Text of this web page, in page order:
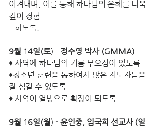
이겨내며, 이를 통해 하나님의 은혜를 더욱
깊이 경험
   하도록.
9월 14일(토) - 정수영 박사 (GMMA)
♦ 사역에 하나님의 기름 부으심이 있도록
♦청소년 훈련을 통하여서 많은 지도자들을
잘 섬길 수 있도록
♦ 사역이 열방으로 확장이 되도록
9월 16일(월) - 윤인중, 임국희 선교사 (일